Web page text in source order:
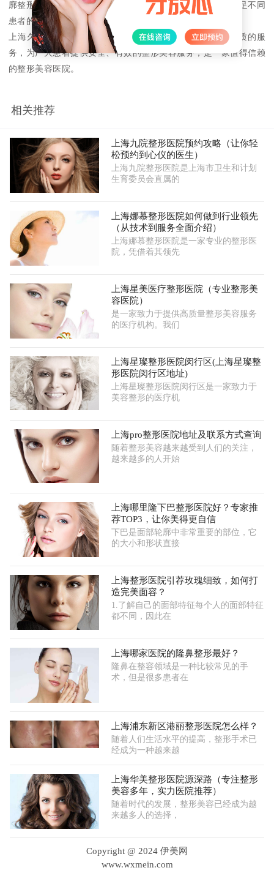
廓整形、胸部整形、脂肪填充、除皱、祛斑等项目，能够满足不同
患者的需求和期望。
上海久雅整形医院的医疗团队拥有高素质的医疗人才和优质的服
务，为广大患者提供安全、有效的整形美容服务，是一家值得信赖
的整形美容医院。
相关推荐
上海九院整形医院预约攻略（让你轻
松预约到心仪的医生）
上海九院整形医院是上海市卫生和计划
生育委员会直属的
上海娜慕整形医院如何做到行业领先
（从技术到服务全面介绍）
上海娜慕整形医院是一家专业的整形医
院，凭借着其领先
上海星美医疗整形医院（专业整形美
容医院）
是一家致力于提供高质量整形美容服务
的医疗机构。我们
上海星璨整形医院闵行区(上海星璨整
形医院闵行区地址)
上海星璨整形医院闵行区是一家致力于
美容整形的医疗机
上海pro整形医院地址及联系方式查询
随着整形美容越来越受到人们的关注，
越来越多的人开始
上海哪里隆下巴整形医院好？专家推
荐TOP3，让你美得更自信
下巴是面部轮廓中非常重要的部位，它
的大小和形状直接
上海整形医院引荐玫瑰细致，如何打
造完美面容？
1.了解自己的面部特征每个人的面部特征
都不同，因此在
上海哪家医院的隆鼻整形最好？
隆鼻在整容领域是一种比较常见的手
术，但是很多患者在
上海浦东新区港丽整形医院怎么样？
随着人们生活水平的提高，整形手术已
经成为一种越来越
上海华美整形医院源深路（专注整形
美容多年，实力医院推荐）
随着时代的发展，整形美容已经成为越
来越多人的选择，
Copyright @ 2024 伊美网
www.wxmein.com